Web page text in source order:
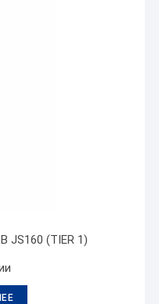
JS160 (TIER 1)